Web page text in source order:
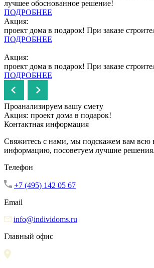
лучшее обоснованное решение!
ПОДРОБНЕЕ
Акция:
проект дома в подарок! При заказе
ПОДРОБНЕЕ
Акция:
проект дома в подарок! При заказе
ПОДРОБНЕЕ
Проанализируем вашу смету
Акция: проект дома в подарок!
Контактная информация
Свяжитесь с нами, мы подскажем вам всю
информацию, посоветуем лучшие решения.
Телефон
+7 (495) 142 05 67
Email
info@individoms.ru
Главный офис